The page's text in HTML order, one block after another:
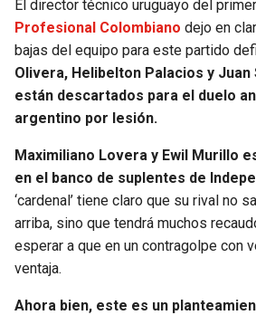
El director técnico uruguayo del
Profesional Colombiano dejo en
bajas del equipo para este partido
Olivera, Helibelton Palacios y
están descartados para el duelo
argentino por lesión.
Maximiliano Lovera y Ewil Murillo
en el banco de suplentes de
‘cardenal’ tiene claro que su rival no
arriba, sino que tendrá muchos
esperar a que en un contragolpe con
ventaja.
Ahora bien, este es un